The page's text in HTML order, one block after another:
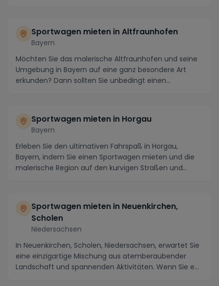
Sportwagen mieten in Altfraunhofen
Bayern
Möchten Sie das malerische Altfraunhofen und seine
Umgebung in Bayern auf eine ganz besondere Art
erkunden? Dann sollten Sie unbedingt einen
Sportwagen mieten in Horgau
Bayern
Erleben Sie den ultimativen Fahrspaß in Horgau,
Bayern, indem Sie einen Sportwagen mieten und die
malerische Region auf den kurvigen Straßen und
Sportwagen mieten in Neuenkirchen,
Scholen
Niedersachsen
In Neuenkirchen, Scholen, Niedersachsen, erwartet Sie
eine einzigartige Mischung aus atemberaubender
Landschaft und spannenden Aktivitäten. Wenn Sie e...